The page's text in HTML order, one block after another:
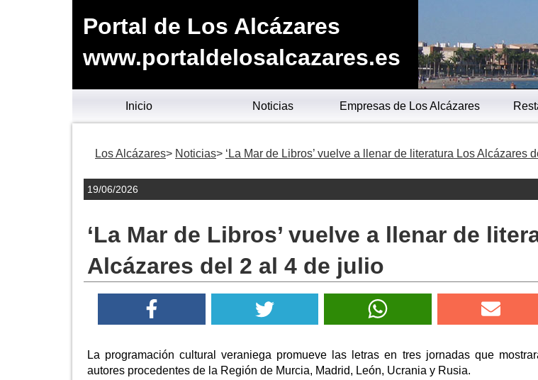
Portal de Los Alcázares
www.portaldelosalcazares.es
Inicio Noticias Empresas de Los Alcázares
Los Alcázares Noticias ‘La Mar de Libros’ vuelve a llenar de literatura Los Alcázares
19/06/2026
‘La Mar de Libros’ vuelve a llenar de
Alcázares del 2 al 4 de julio
La programación cultural veraniega promueve las letras en tres jornadas que
autores procedentes de la Región de Murcia, Madrid, León, Ucrania y Rusia.